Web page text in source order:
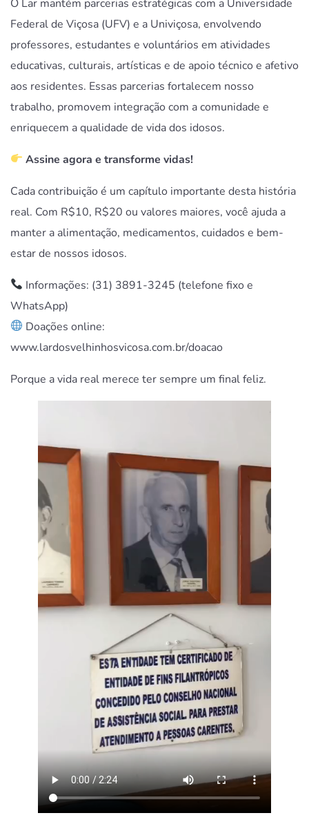
O Lar mantém parcerias estratégicas com a Universidade
Federal de Viçosa (UFV) e a Univiçosa, envolvendo
professores, estudantes e voluntários em atividades
educativas, culturais, artísticas e de apoio técnico e afetivo
aos residentes. Essas parcerias fortalecem nosso
trabalho, promovem integração com a comunidade e
enriquecem a qualidade de vida dos idosos.
Assine agora e transforme vidas!
Cada contribuição é um capítulo importante desta história
real. Com R$10, R$20 ou valores maiores, você ajuda a
manter a alimentação, medicamentos, cuidados e bem-
estar de nossos idosos.
Informações: (31) 3891-3245 (telefone fixo e
WhatsApp)
Doações online:
www.lardosvelhinhosvicosa.com.br/doacao
Porque a vida real merece ter sempre um final feliz.